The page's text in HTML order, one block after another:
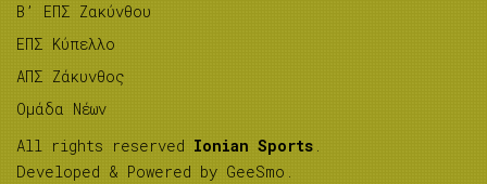
B’ ΕΠΣ Ζακύνθου
ΕΠΣ Κύπελλο
ΑΠΣ Ζάκυνθος
Ομάδα Νέων
All rights reserved Ionian Sports .
Developed & Powered by GeeSmo .